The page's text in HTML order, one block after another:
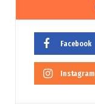
Facebook
Instagram